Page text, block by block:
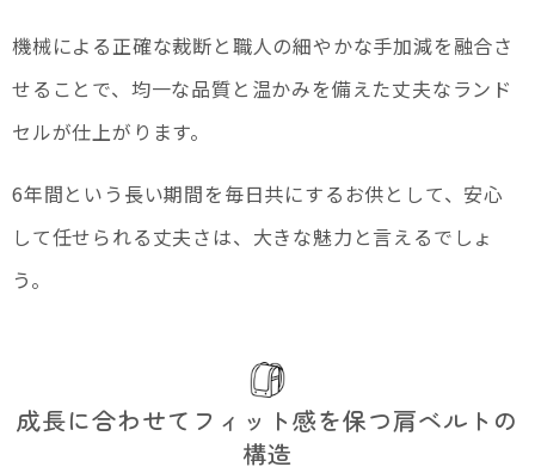
機械による正確な裁断と職人の細やかな手加減を融合さ
せることで、均一な品質と温かみを備えた丈夫なランド
セルが仕上がります。
6年間という長い期間を毎日共にするお供として、安心
して任せられる丈夫さは、大きな魅力と言えるでしょ
う。
成長に合わせてフィット感を保つ肩ベルトの
構造